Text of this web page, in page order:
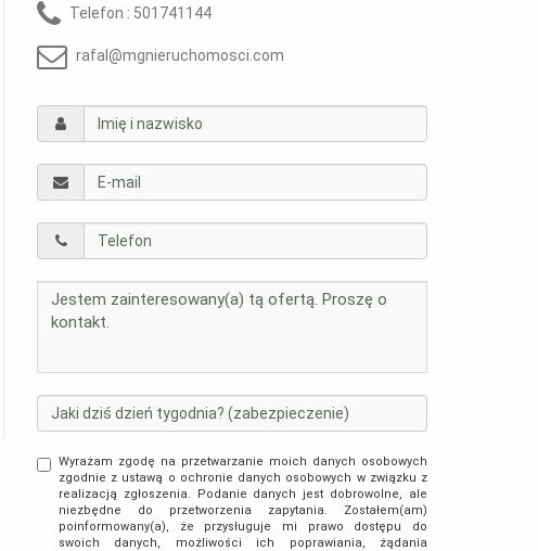
Telefon : 501741144
rafal@mgnieruchomosci.com
Wyrażam zgodę na przetwarzanie moich danych osobowych
zgodnie z ustawą o ochronie danych osobowych w związku z
realizacją zgłoszenia. Podanie danych jest dobrowolne, ale
niezbędne do przetworzenia zapytania. Zostałem(am)
poinformowany(a), że przysługuje mi prawo dostępu do
swoich danych, możliwości ich poprawiania, żądania